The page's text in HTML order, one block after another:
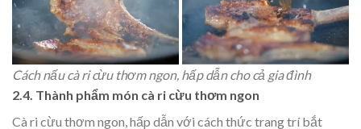
Cách nấu cà ri cừu thơm ngon, hấp dẫn cho cả gia đình
2.4. Thành phẩm món cà ri cừu thơm ngon
Cà ri cừu thơm ngon, hấp dẫn với cách thức trang trí bắt